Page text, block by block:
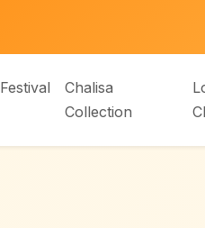
Festival
Chalisa
Collection